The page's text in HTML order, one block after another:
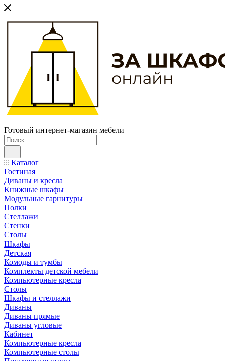
Готовый интернет-магазин мебели
Каталог
Гостиная
Диваны и кресла
Книжные шкафы
Модульные гарнитуры
Полки
Стеллажи
Стенки
Столы
Шкафы
Детская
Комоды и тумбы
Комплекты детской мебели
Компьютерные кресла
Столы
Шкафы и стеллажи
Диваны
Диваны прямые
Диваны угловые
Кабинет
Компьютерные кресла
Компьютерные столы